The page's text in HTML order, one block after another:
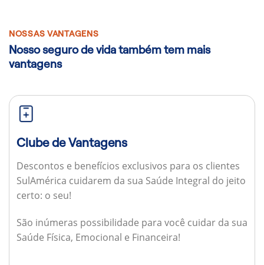
NOSSAS VANTAGENS
Nosso seguro de vida também tem mais
vantagens
Clube de Vantagens
Descontos e benefícios exclusivos para os clientes
SulAmérica cuidarem da sua Saúde Integral do jeito
certo: o seu!
São inúmeras possibilidade para você cuidar da sua
Saúde Física, Emocional e Financeira!